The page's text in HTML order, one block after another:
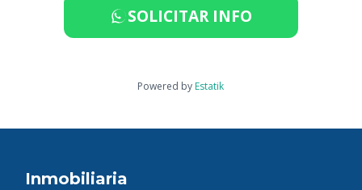
SOLICITAR INFO
Powered by Estatik
Inmobiliaria